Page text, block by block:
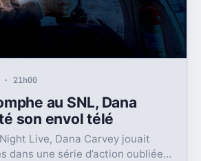
21h00
au SNL, Dana
son envol télé
Live, Dana Carvey jouait
dans une série d’action oubliée.